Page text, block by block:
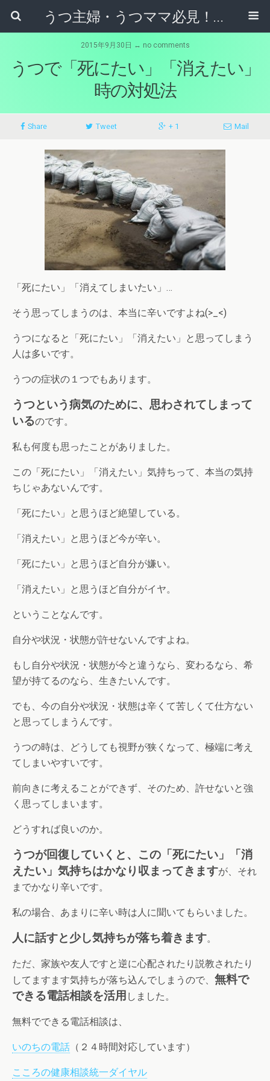
うつ主婦・うつママ必見！うつ克服で辛い毎日よサヨナラ
2015年9月30日 ↔ no comments
うつで「死にたい」「消えたい」
時の対処法
Share Tweet + 1 Mail
「死にたい」「消えてしまいたい」…
そう思ってしまうのは、本当に辛いですよね(>_<)
うつになると「死にたい」「消えたい」と思ってしまう
人は多いです。
うつの症状の１つでもあります。
うつという病気のために、思わされてしまって
いるのです。
私も何度も思ったことがありました。
この「死にたい」「消えたい」気持ちって、本当の気持
ちじゃあないんです。
「死にたい」と思うほど絶望している。
「消えたい」と思うほど今が辛い。
「死にたい」と思うほど自分が嫌い。
「消えたい」と思うほど自分がイヤ。
ということなんです。
自分や状況・状態が許せないんですよね。
もし自分や状況・状態が今と違うなら、変わるなら、希
望が持てるのなら、生きたいんです。
でも、今の自分や状況・状態は辛くて苦しくて仕方ない
と思ってしまうんです。
うつの時は、どうしても視野が狭くなって、極端に考え
てしまいやすいです。
前向きに考えることができず、そのため、許せないと強
く思ってしまいます。
どうすれば良いのか。
うつが回復していくと、この「死にたい」「消
えたい」気持ちはかなり収まってきますが、それ
までかなり辛いです。
私の場合、あまりに辛い時は人に聞いてもらいました。
人に話すと少し気持ちが落ち着きます。
ただ、家族や友人ですと逆に心配されたり説教されたり
してますます気持ちが落ち込んでしまうので、 無料で
できる電話相談を活用 しました。
無料でできる電話相談は、
いのちの電話 （２４時間対応しています）
こころの健康相談統一ダイヤル